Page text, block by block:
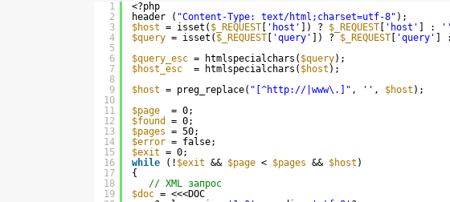
1
2
3
4
5
6
7
8
9
10
11
12
13
14
15
16
17
18
19
<?php
header ( "Content-Type: text/html;charset=utf-8" );
$host = isset( $_REQUEST 'host' ]) ? $_REQUEST 'host' ] : ''
$query = isset( $_REQUEST 'query' ]) ? $_REQUEST 'query' ]
$query_esc = htmlspecialchars( $query);
$host_esc
= htmlspecialchars( $host );
$host = preg_replace( "[^http://|www\.]" , '' , $host );
$page
= 0;
$found
= 0;
$pages = 50;
$error = false;
$exit = 0;
while
(! $exit && $page < $pages && $host )
{
// XML запрос
$doc = <<<DOC